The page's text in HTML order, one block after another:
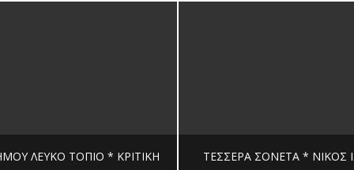
ΛΕΥΚΟ ΤΟΠΙΟ * ΚΡΙΤΙΚΉ ΤΈΣΣΕΡΑ ΣΟΝΈΤΑ * ΝΊΚΟΣ